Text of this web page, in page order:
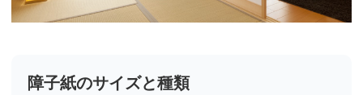
障子紙のサイズと種類